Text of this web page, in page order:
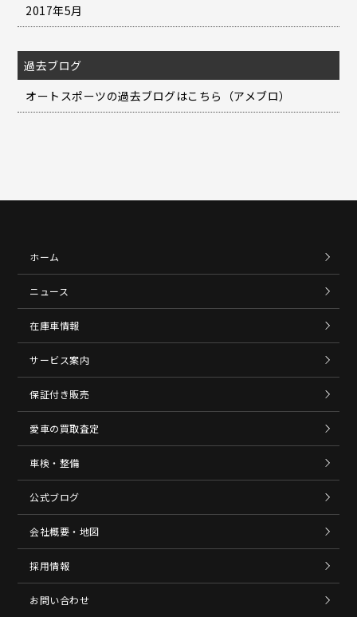
2017年5月
過去ブログ
オートスポーツの過去ブログはこちら（アメブロ）
ホーム
ニュース
在庫車情報
サービス案内
保証付き販売
愛車の買取査定
車検・整備
公式ブログ
会社概要・地図
採用情報
お問い合わせ